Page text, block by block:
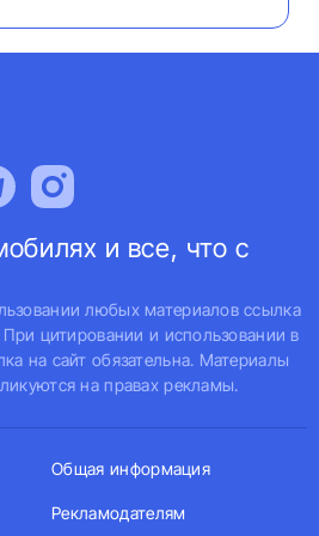
и все, что с
любых материалов ссылка
цитировании и использовании в
на сайт обязательна. Материалы
на правах рекламы.
Общая информация
Рекламодателям